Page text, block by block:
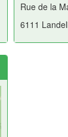
Rue de la
6111